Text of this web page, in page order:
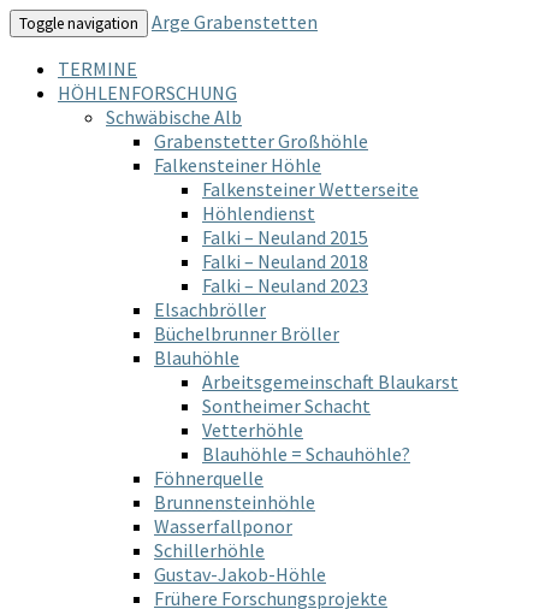
Toggle navigation
Arge Grabenstetten
TERMINE
HÖHLENFORSCHUNG
Schwäbische Alb
Grabenstetter Großhöhle
Falkensteiner Höhle
Falkensteiner Wetterseite
Höhlendienst
Falki – Neuland 2015
Falki – Neuland 2018
Falki – Neuland 2023
Elsachbröller
Büchelbrunner Bröller
Blauhöhle
Arbeitsgemeinschaft Blaukarst
Sontheimer Schacht
Vetterhöhle
Blauhöhle = Schauhöhle?
Föhnerquelle
Brunnensteinhöhle
Wasserfallponor
Schillerhöhle
Gustav-Jakob-Höhle
Frühere Forschungsprojekte